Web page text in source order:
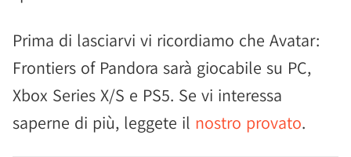
Prima di lasciarvi vi ricordiamo che Avatar:
Frontiers of Pandora sarà giocabile su PC,
Xbox Series X/S e PS5. Se vi interessa
saperne di più, leggete il nostro provato.